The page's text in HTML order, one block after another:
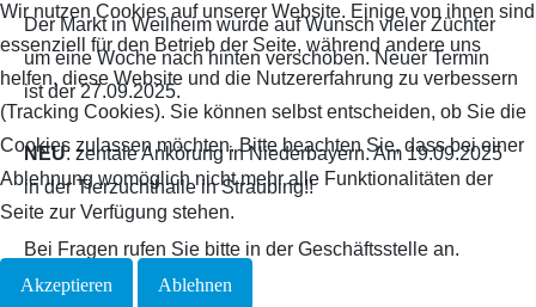
Der Markt in Weilheim wurde auf Wunsch vieler Züchter
um eine Woche nach hinten verschoben. Neuer Termin
ist der 27.09.2025.
NEU: zentale Ankörung in Niederbayern. Am 19.09.2025
in der Tierzuchthalle in Straubing!!
Bei Fragen rufen Sie bitte in der Geschäftsstelle an.
Wir nutzen Cookies auf unserer Website. Einige von ihnen sind
essenziell für den Betrieb der Seite, während andere uns
helfen, diese Website und die Nutzererfahrung zu verbessern
(Tracking Cookies). Sie können selbst entscheiden, ob Sie die
Cookies zulassen möchten. Bitte beachten Sie, dass bei einer
Ablehnung womöglich nicht mehr alle Funktionalitäten der
Seite zur Verfügung stehen.
Akzeptieren Ablehnen